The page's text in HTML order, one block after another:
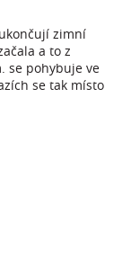
zimní
a to z
se pohybuje ve
se tak místo